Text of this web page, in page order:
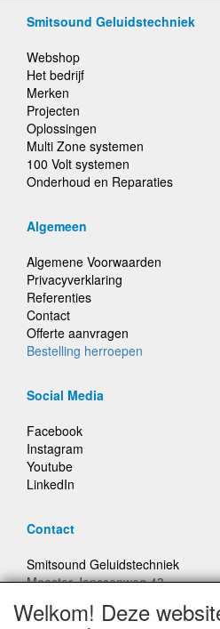
Smitsound Geluidstechniek
Webshop
Het bedrijf
Merken
Projecten
Oplossingen
Multi Zone systemen
100 Volt systemen
Onderhoud en Reparaties
Algemeen
Algemene Voorwaarden
Privacyverklaring
Referenties
Contact
Offerte aanvragen
Bestelling herroepen
Social Media
Facebook
Instagram
Youtube
LinkedIn
Contact
Smitsound Geluidstechniek
Meester Janssenweg 43
E-mail: info@smitsound.nl
Welkom! Deze